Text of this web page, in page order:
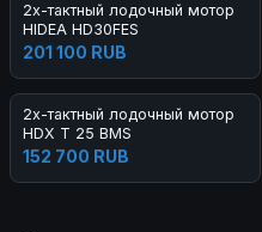
2х-тактный лодочный мотор
HIDEA HD30FES
201 100 RUB
2х-тактный лодочный мотор
HDX T 25 BMS
152 700 RUB